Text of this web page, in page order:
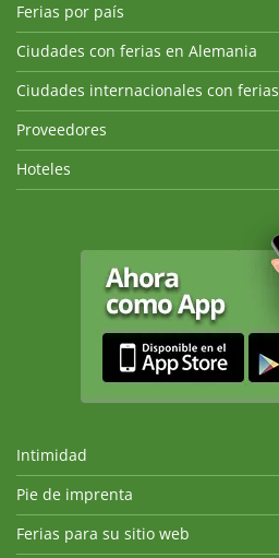
Ferias por país
Ciudades con ferias en Alemania
Ciudades internacionales con ferias
Proveedores
Hoteles
Intimidad
Pie de imprenta
Ferias para su sitio web